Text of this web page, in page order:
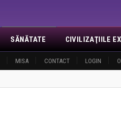
MISA CONTACT LOGIN
SĂNĂTATE CIVILIZAŢIILE